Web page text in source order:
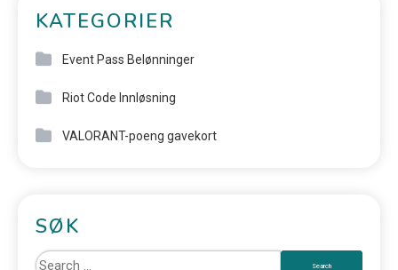
KATEGORIER
Event Pass Belønninger
Riot Code Innløsning
VALORANT-poeng gavekort
SØK